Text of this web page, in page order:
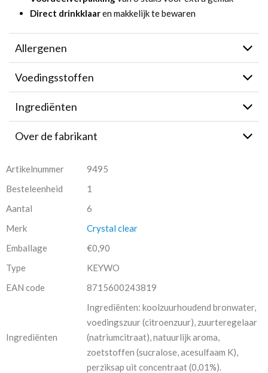
Direct drinkklaaren makkelijk te bewaren
Allergenen
Voedingsstoffen
Ingrediënten
Over de fabrikant
Artikelnummer
9495
Besteleenheid
1
Aantal
6
Merk
Crystal clear
Emballage
€0,90
Type
KEYWO
EAN code
8715600243819
Ingrediënten
Ingrediënten: koolzuurhoudend bronwater,
voedingszuur (citroenzuur), zuurteregelaar
(natriumcitraat), natuurlijk aroma,
zoetstoffen (sucralose, acesulfaam K),
perziksap uit concentraat (0,01%).